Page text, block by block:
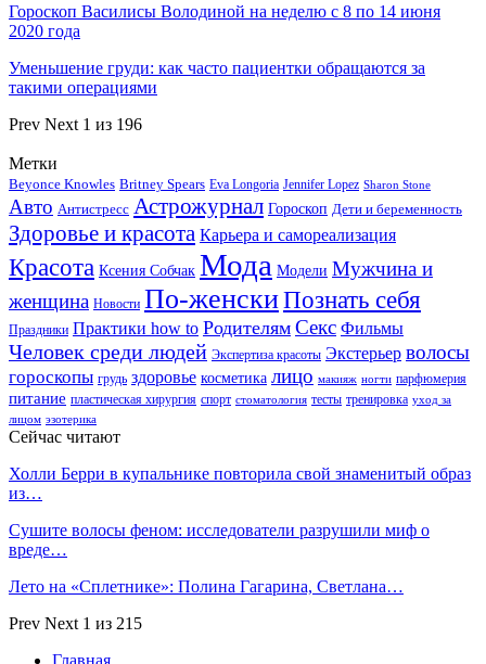
Гороскоп Василисы Володиной на неделю с 8 по 14 июня
2020 года
Уменьшение груди: как часто пациентки обращаются за
такими операциями
Prev Next 1 из 196
Метки
Beyonce Knowles Britney Spears Eva Longoria Jennifer Lopez Sharon Stone
Авто Антистресс Астрожурнал Гороскоп Дети и беременность
Здоровье и красота Карьера и самореализация
Красота Ксения Собчак Мода Модели Мужчина и
женщина Новости По-женскиПознать себя
Праздники Практики how to Родителям Секс Фильмы
Человек среди людей Экспертиза красоты Экстерьер волосы
гороскопы грудь здоровье косметика лицо макияж ногти парфюмерия
питание пластическая хирургия спорт стоматология тесты тренировка уход за
лицом эзотерика
Сейчас читают
Холли Берри в купальнике повторила свой знаменитый образ
из…
Сушите волосы феном: исследователи разрушили миф о
вреде…
Лето на «Сплетнике»: Полина Гагарина, Светлана…
Prev Next 1 из 215
Главная